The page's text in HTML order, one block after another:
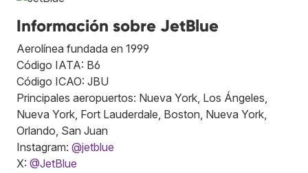
Información sobre JetBlue
Aerolínea fundada en 1999
Código IATA: B6
Código ICAO: JBU
Principales aeropuertos: Nueva York, Los Ángeles,
Nueva York, Fort Lauderdale, Boston, Nueva York,
Orlando, San Juan
Instagram: @jetblue
X: @JetBlue